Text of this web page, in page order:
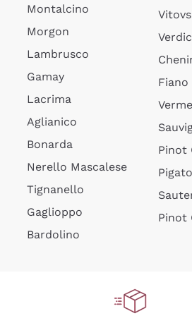
Montalcino
Morgon
Lambrusco
Gamay
Lacrima
Aglianico
Bonarda
Nerello Mascalese
Tignanello
Gaglioppo
Bardolino
Fiano
Pinot
Pigato
Pinot